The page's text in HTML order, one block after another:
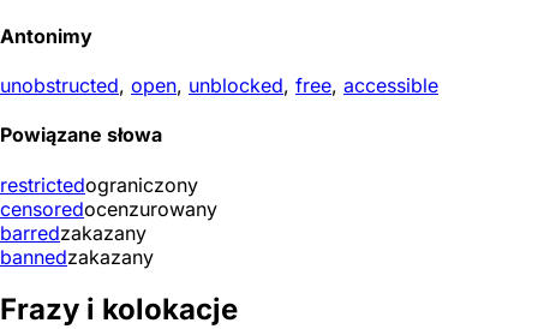
Antonimy
unobstructed, open, unblocked, free, accessible
Powiązane słowa
restrictedograniczony
censoredocenzurowany
barredzakazany
bannedzakazany
Frazy i kolokacje